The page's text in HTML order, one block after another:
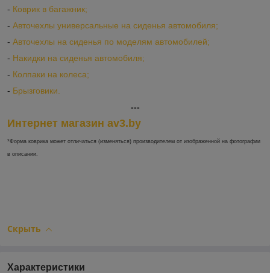
- Коврик в багажник;
- Авточехлы универсальные на сиденья автомобиля;
- Авточехлы на сиденья по моделям автомобилей;
- Накидки на сиденья автомобиля;
- Колпаки на колеса;
- Брызговики.
---
Интернет магазин av3.by
*Форма коврика может отличаться (изменяться) производителем от изображенной на фотографии
в описании.
Скрыть
Характеристики